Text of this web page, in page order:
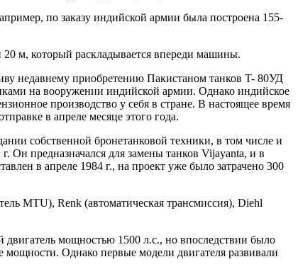
по заказу индийской армии была построена 155-
м, который раскладывается впереди машины.
недавнему приобретению Пакистаном танков T- 80УД
на вооружении индийской армии. Однако индийское
производство у себя в стране. В настоящее время
в апреле месяце этого года.
собственной бронетанковой техники, в том числе и
Он предназначался для замены танков Vijayanta, и в
в апреле 1984 г., на проект уже было затрачено 300
MTU), Renk (автоматическая трансмиссия), Diehl
мощностью 1500 л.с., но впоследствии было
Однако первые модели двигателя развивали